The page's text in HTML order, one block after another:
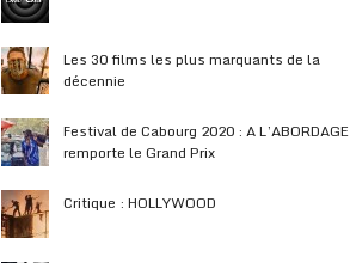
Les 30 films les plus marquants de la
décennie
Festival de Cabourg 2020 : A L’ABORDAGE
remporte le Grand Prix
Critique : HOLLYWOOD